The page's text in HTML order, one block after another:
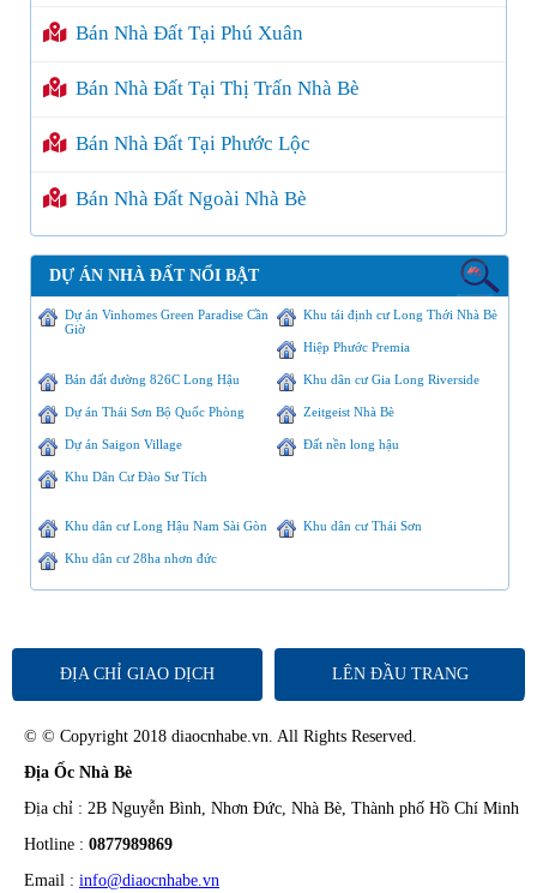
Bán Nhà Đất Tại Phú Xuân
Bán Nhà Đất Tại Thị Trấn Nhà Bè
Bán Nhà Đất Tại Phước Lộc
Bán Nhà Đất Ngoài Nhà Bè
DỰ ÁN NHÀ ĐẤT NỔI BẬT
Dự án Vinhomes Green Paradise Cần
Giờ
Khu tái định cư Long Thới Nhà Bè
Hiệp Phước Premia
Bán đất đường 826C Long Hậu Khu dân cư Gia Long Riverside
Dự án Thái Sơn Bộ Quốc Phòng Zeitgeist Nhà Bè
Dự án Saigon Village Đất nền long hậu
Khu Dân Cư Đào Sư Tích
Khu dân cư Long Hậu Nam Sài Gòn Khu dân cư Thái Sơn
Khu dân cư 28ha nhơn đức
ĐỊA CHỈ GIAO DỊCH LÊN ĐẦU TRANG
© © Copyright 2018 diaocnhabe.vn. All Rights Reserved.
Địa Ốc Nhà Bè
Địa chỉ : 2B Nguyễn Bình, Nhơn Đức, Nhà Bè, Thành phố Hồ Chí Minh
Hotline : 0877989869
Email : info@diaocnhabe.vn